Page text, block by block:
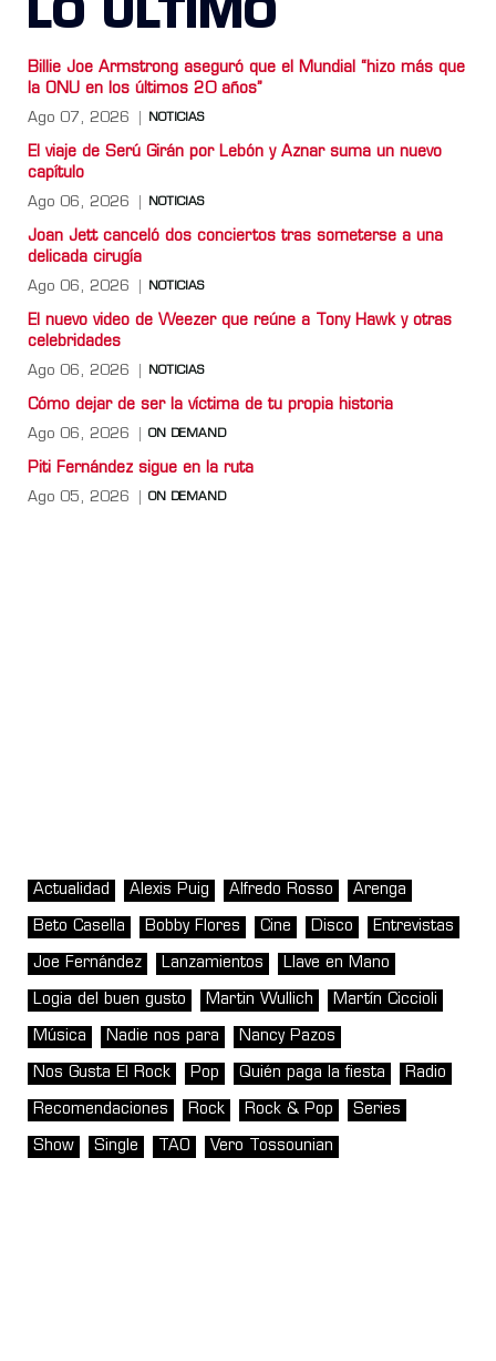
LO ULTIMO
Billie Joe Armstrong aseguró que el Mundial “hizo más que
la ONU en los últimos 20 años”
Ago 07, 2026 NOTICIAS
El viaje de Serú Girán por Lebón y Aznar suma un nuevo
capítulo
Ago 06, 2026 NOTICIAS
Joan Jett canceló dos conciertos tras someterse a una
delicada cirugía
Ago 06, 2026 NOTICIAS
El nuevo video de Weezer que reúne a Tony Hawk y otras
celebridades
Ago 06, 2026 NOTICIAS
Cómo dejar de ser la víctima de tu propia historia
Ago 06, 2026 ON DEMAND
Piti Fernández sigue en la ruta
Ago 05, 2026 ON DEMAND
Actualidad Alexis Puig Alfredo Rosso Arenga
Beto Casella Bobby Flores Cine Disco Entrevistas
Joe Fernández Lanzamientos Llave en Mano
Logia del buen gusto Martin Wullich Martín Ciccioli
Música Nadie nos para Nancy Pazos
Nos Gusta El Rock Pop Quién paga la fiesta Radio
Recomendaciones Rock Rock & Pop Series
Show Single TAO Vero Tossounian